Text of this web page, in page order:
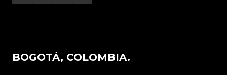
BOGOTÁ, COLOMBIA.